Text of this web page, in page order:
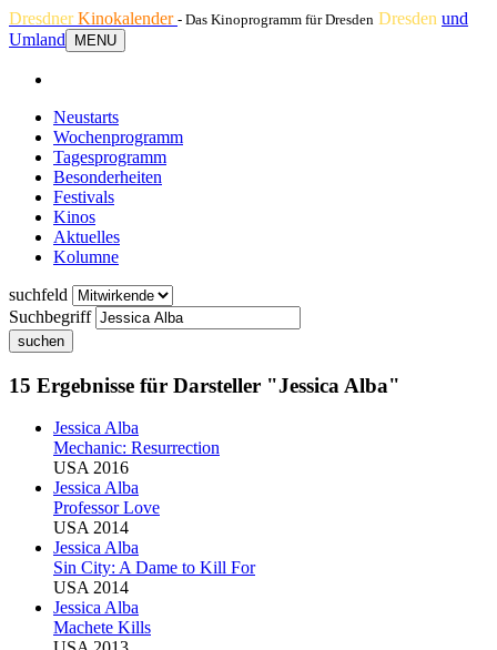
DresdnerKinokalender - Das Kinoprogramm für Dresden Dresden und
Umland
MENU
Neustarts
Wochenprogramm
Tagesprogramm
Besonderheiten
Festivals
Kinos
Aktuelles
Kolumne
suchfeld
Suchbegriff
suchen
15 Ergebnisse für Darsteller "Jessica Alba"
Jessica Alba
Mechanic: Resurrection
USA 2016
Jessica Alba
Professor Love
USA 2014
Jessica Alba
Sin City: A Dame to Kill For
USA 2014
Jessica Alba
Machete Kills